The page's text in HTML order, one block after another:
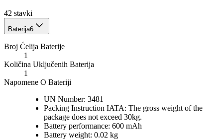
42 stavki
Baterija6
Broj Ćelija Baterije
1
Količina Uključenih Baterija
1
Napomene O Bateriji
UN Number: 3481
Packing Instruction IATA: The gross weight of the
package does not exceed 30kg.
Battery performance: 600 mAh
Battery weight: 0.02 kg